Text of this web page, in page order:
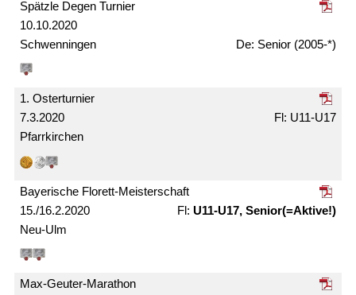
10.10.2020
Spätzle Degen Turnier
Schwenningen Senior (2005-*)
7.3.2020
1. Oster­turnier
Pfarrkirchen
U11-U17
15./16.2.2020
Bayerische Florett-Meister­schaft
Neu-Ulm
U11-U17, Senior(=Aktive!)
Max-Geuter-Marathon